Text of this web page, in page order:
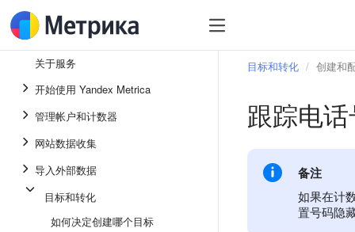
关于服务
开始使用 Yandex Metrica
管理帐户和计数器
网站数据收集
导入外部数据
目标和转化
如何决定创建哪个目标
目标和转化 创建和
跟踪电
备注
如果在计
置号码隐